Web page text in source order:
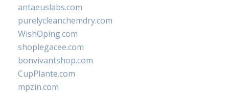
antaeuslabs.com
purelycleanchemdry.com
WishOping.com
shoplegacee.com
bonvivantshop.com
CupPlante.com
mpzin.com